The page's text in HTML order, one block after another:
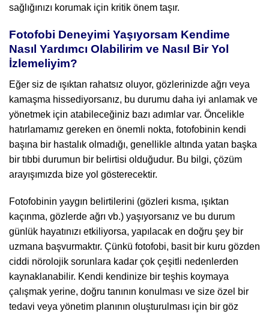
sağlığınızı korumak için kritik önem taşır.
Fotofobi Deneyimi Yaşıyorsam Kendime
Nasıl Yardımcı Olabilirim ve Nasıl Bir Yol
İzlemeliyim?
Eğer siz de ışıktan rahatsız oluyor, gözlerinizde ağrı veya
kamaşma hissediyorsanız, bu durumu daha iyi anlamak ve
yönetmek için atabileceğiniz bazı adımlar var. Öncelikle
hatırlamamız gereken en önemli nokta, fotofobinin kendi
başına bir hastalık olmadığı, genellikle altında yatan başka
bir tıbbi durumun bir belirtisi olduğudur. Bu bilgi, çözüm
arayışımızda bize yol gösterecektir.
Fotofobinin yaygın belirtilerini (gözleri kısma, ışıktan
kaçınma, gözlerde ağrı vb.) yaşıyorsanız ve bu durum
günlük hayatınızı etkiliyorsa, yapılacak en doğru şey bir
uzmana başvurmaktır. Çünkü fotofobi, basit bir kuru gözden
ciddi nörolojik sorunlara kadar çok çeşitli nedenlerden
kaynaklanabilir. Kendi kendinize bir teşhis koymaya
çalışmak yerine, doğru tanının konulması ve size özel bir
tedavi veya yönetim planının oluşturulması için bir göz